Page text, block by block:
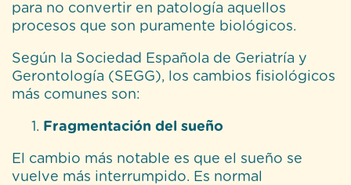
para no convertir en patología aquellos
procesos que son puramente biológicos.
Según la Sociedad Española de Geriatría y
Gerontología (SEGG), los cambios fisiológicos
más comunes son:
Fragmentación del sueño
El cambio más notable es que el sueño se
vuelve más interrumpido. Es normal